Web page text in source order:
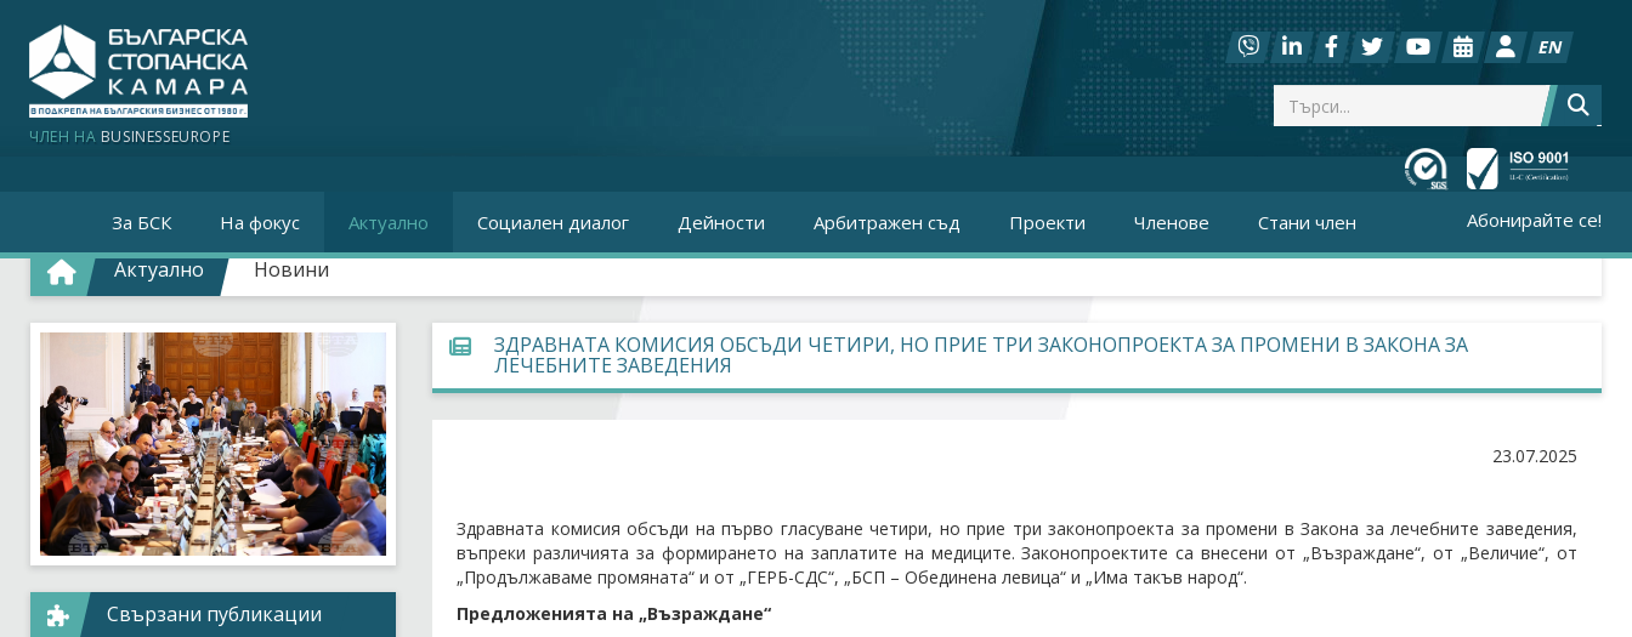
ЧЛЕН НА BUSINESSEUROPE
EN
За БСК На фокус Актуално Социален диалог Дейности Арбитражен съд Проекти Членове Стани член Абонирайте се!
Актуално Новини
ЗДРАВНАТА КОМИСИЯ ОБСЪДИ ЧЕТИРИ, НО ПРИЕ ТРИ ЗАКОНОПРОЕКТА ЗА ПРОМЕНИ В ЗАКОНА ЗА
ЛЕЧЕБНИТЕ ЗАВЕДЕНИЯ
23.07.2025
Здравната комисия обсъди на първо гласуване четири, но прие три законопроекта за промени в Закона за лечебните заведения,
въпреки различията за формирането на заплатите на медиците. Законопроектите са внесени от „Възраждане“, от „Величие“, от
„Продължаваме промяната“ и от „ГЕРБ-СДС“, „БСП – Обединена левица“ и „Има такъв народ“.
Предложенията на „Възраждане“
Свързани публикации